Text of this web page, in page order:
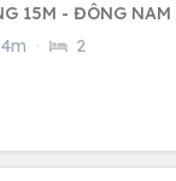
15M - ĐÔNG NAM
4m · 2